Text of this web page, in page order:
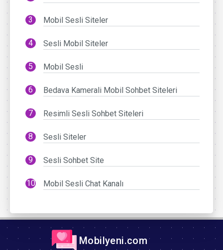
Mobil Sesli Siteler
Sesli Mobil Siteler
Mobil Sesli
Bedava Kamerali Mobil Sohbet Siteleri
Resimli Sesli Sohbet Siteleri
Sesli Siteler
Sesli Sohbet Site
Mobil Sesli Chat Kanalı
Mobilyeni.com